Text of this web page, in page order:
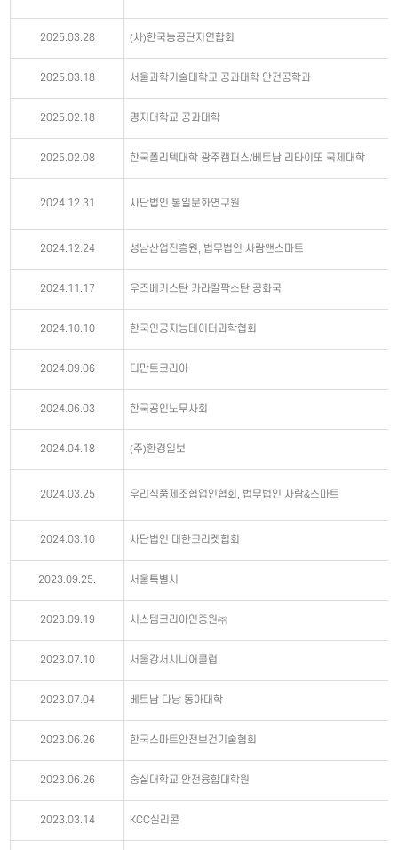
2025.03.28 (사)한국농공단지연합회
2025.03.18 서울과학기술대학교 공과대학 안전공학과
2025.02.18 명지대학교 공과대학
2025.02.08 한국폴리텍대학 광주캠퍼스/베트남 리타이또 국제대학
2024.12.31 사단법인 통일문화연구원
2024.12.24 성남산업진흥원, 법무법인 사람앤스마트
2024.11.17 우즈베키스탄 카라칼팍스탄 공화국
2024.10.10 한국인공지능데이터과학협회
2024.09.06 디만트코리아
2024.06.03 한국공인노무사회
2024.04.18 (주)환경일보
2024.03.25 우리식품제조협업인협회, 법무법인 사람&스마트
2024.03.10 사단법인 대한크리켓협회
2023.09.25. 서울특별시
2023.09.19 시스템코리아인증원㈜
2023.07.10 서울강서시니어클럽
2023.07.04 베트남 다낭 동아대학
2023.06.26 한국스마트안전보건기술협회
2023.06.26 숭실대학교 안전융합대학원
2023.03.14 KCC실리콘